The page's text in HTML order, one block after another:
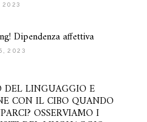
2023
Dipendenza affettiva
2023
DEL LINGUAGGIO E
CON IL CIBO QUANDO
OSSERVIAMO I